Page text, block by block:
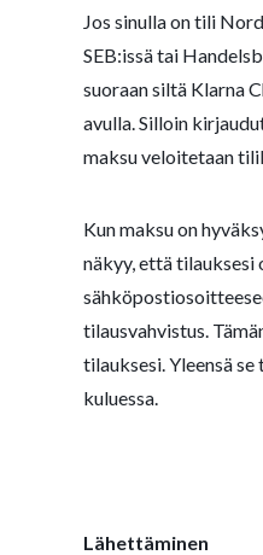
Jos sinulla on tili
SEB:issä tai
suoraan siltä Klarna
avulla. Silloin
maksu veloitetaan
Kun maksu on
näkyy, että tilauksesi
tilausvahvistus.
tilauksesi. Yleensä
kuluessa.
Lähettäminen